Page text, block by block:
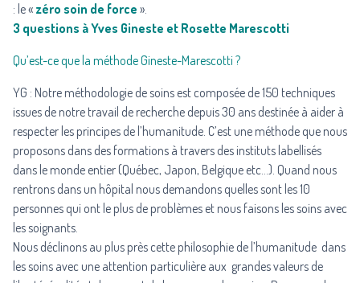
: le « zéro soin de force ».
3 questions à Yves Gineste et Rosette Marescotti
Qu’est-ce que la méthode Gineste-Marescotti ?
YG : Notre méthodologie de soins est composée de 150 techniques
issues de notre travail de recherche depuis 30 ans destinée à aider à
respecter les principes de l’humanitude. C’est une méthode que nous
proposons dans des formations à travers des instituts labellisés
dans le monde entier (Québec, Japon, Belgique etc…). Quand nous
rentrons dans un hôpital nous demandons quelles sont les 10
personnes qui ont le plus de problèmes et nous faisons les soins avec
les soignants.
Nous déclinons au plus près cette philosophie de l’humanitude dans
les soins avec une attention particulière aux grandes valeurs de